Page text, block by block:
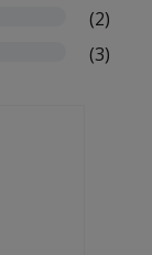
(2)
(3)